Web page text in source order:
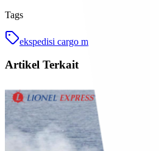
Tags
ekspedisi cargo murah
Artikel Terkait